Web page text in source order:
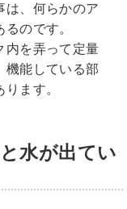
は、何らかのア
のです。
を弄って定量
機能している部
ます。
水が出てい